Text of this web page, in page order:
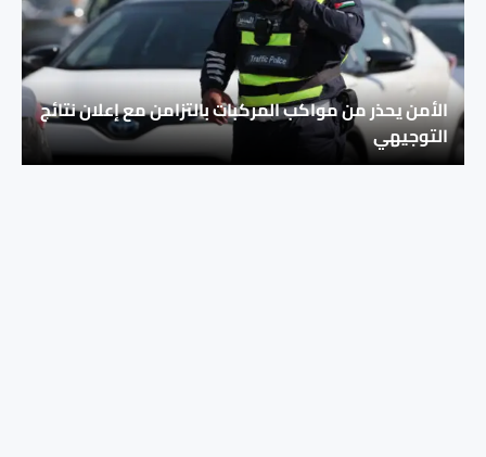
الأمن يحذر من مواكب المركبات بالتزامن مع إعلان نتائج
التوجيهي